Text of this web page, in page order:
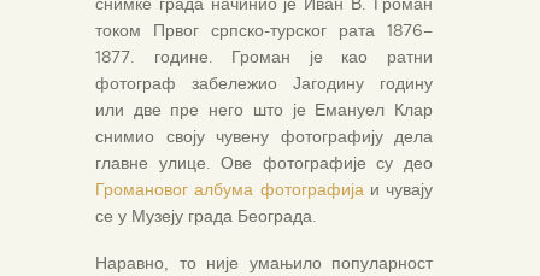
током Првог српско-турског рата 1876–
1877. године. Громан је као ратни
фотограф забележио Јагодину годину
или две пре него што је Емануел Клар
снимио своју чувену фотографију дела
главне улице. Ове фотографије су део
Громановог албума фотографијаи чувају
се у Музеју града Београда.
Наравно, то није умањило популарност